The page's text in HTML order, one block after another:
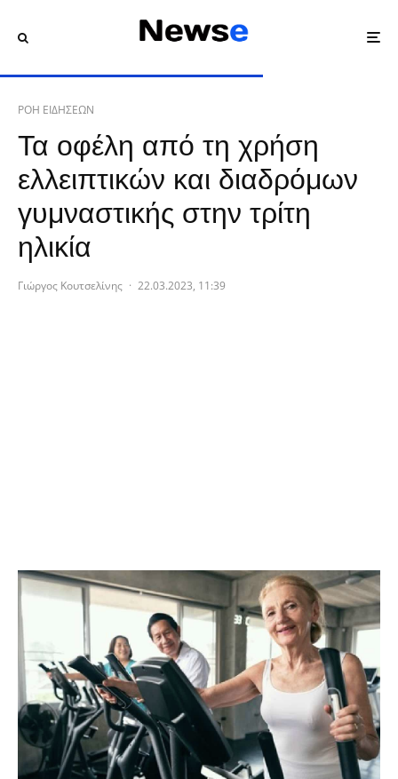
ΡΟΗ ΕΙΔΗΣΕΩΝ
Τα οφέλη από τη χρήση
ελλειπτικών και διαδρόμων
γυμναστικής στην τρίτη
ηλικία
Γιώργος Κουτσελίνης · 22.03.2023, 11:39